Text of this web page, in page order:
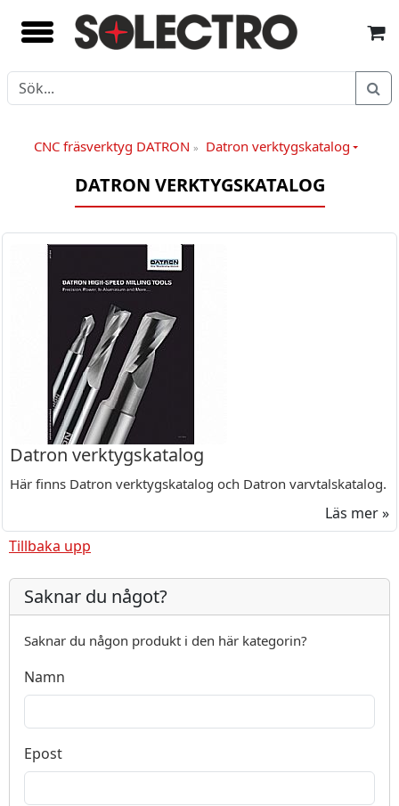
CNC fräsverktyg DATRON» Datron verktygskatalog
DATRON VERKTYGSKATALOG
Datron verktygskatalog
Här finns Datron verktygskatalog och Datron varvtalskatalog.
Läs mer »
Tillbaka upp
Saknar du något?
Saknar du någon produkt i den här kategorin?
Namn
Epost